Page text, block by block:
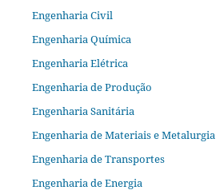
Engenharia Civil
Engenharia Química
Engenharia Elétrica
Engenharia de Produção
Engenharia Sanitária
Engenharia de Materiais e Metalurgia
Engenharia de Transportes
Engenharia de Energia